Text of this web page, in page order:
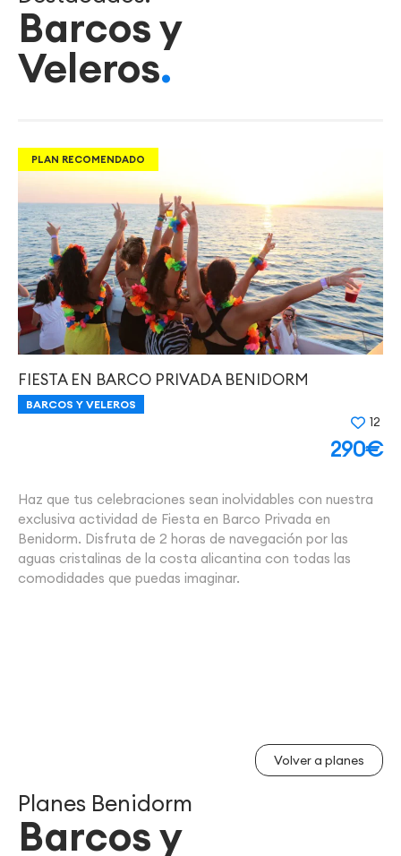
Barcos y
Veleros
PLAN RECOMENDADO
FIESTA EN BARCO PRIVADA BENIDORM
BARCOS Y VELEROS
12
290€
Haz que tus celebraciones sean inolvidables con nuestra
exclusiva actividad de Fiesta en Barco Privada en
Benidorm. Disfruta de 2 horas de navegación por las
aguas cristalinas de la costa alicantina con todas las
comodidades que puedas imaginar.
Planes Benidorm
Barcos y
Volver a planes